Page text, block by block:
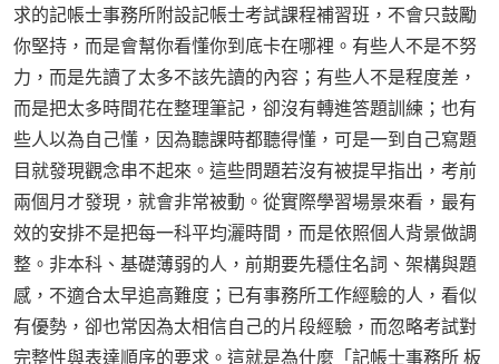
求的記帳士事務所附設記帳士考試課程補習班，不會只鼓勵
你堅持，而是會幫你看懂你到底卡在哪裡。有些人不是不努
力，而是先讀了太多不該先讀的內容；有些人不是程度差，
而是把太多時間花在整理筆記，卻沒有轉進答題訓練；也有
些人以為自己懂，因為聽課時都聽得懂，可是一到自己寫題
目就發現觀念串不起來。這些問題若沒有被提早指出，考前
兩個月才發現，就會非常被動。從實際學習場景來看，最有
效的安排不是把每一科平均灑時間，而是依照個人背景做調
整。非本科、基礎薄弱的人，前期要先穩住名詞、架構與題
感，不適合太早追高難度；已有事務所工作經驗的人，看似
有優勢，卻也常因為太相信自己的片段經驗，而忽略考試對
完整性與表達順序的要求。這就是為什麼「記帳士事務所 板